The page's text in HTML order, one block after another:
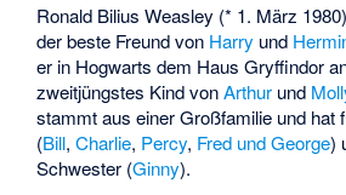
Ronald Bilius Weasley (* 1. März
der beste Freund von Harry und
er in Hogwarts dem Haus Gryffindor
zweitjüngstes Kind vonArthur und
stammt aus einer Großfamilie und hat
(Bill,Charlie, Percy, Fred und George)
Schwester (Ginny).